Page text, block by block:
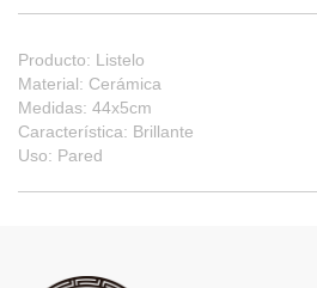
Producto: Listelo
Material: Cerámica
Medidas: 44x5cm
Característica: Brillante
Uso: Pared